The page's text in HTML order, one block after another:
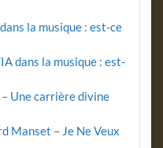
dans la musique : est-ce
dans la musique : est-
– Une carrière divine
Manset – Je Ne Veux